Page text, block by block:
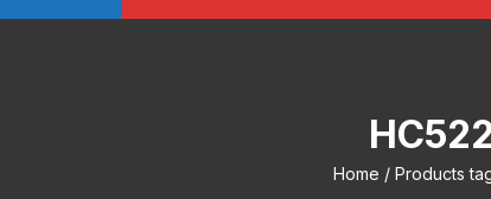
Home / Products